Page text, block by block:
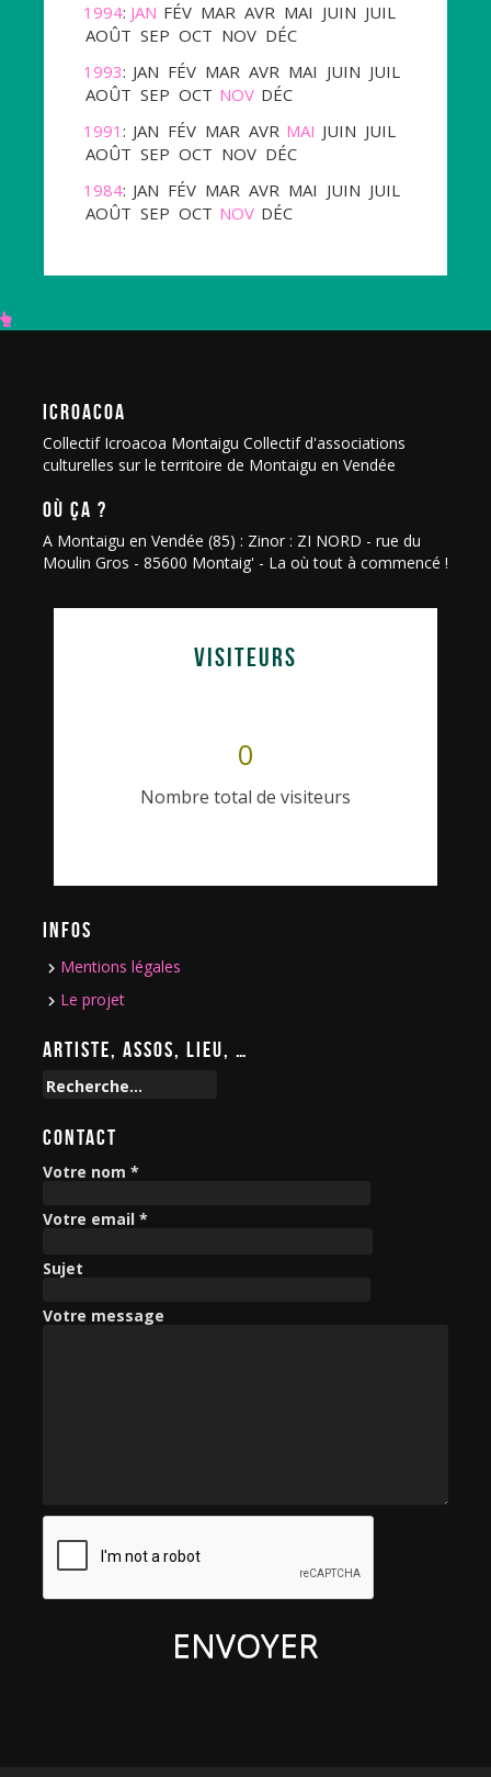
1994: JAN FÉV MAR AVR MAI JUIN JUIL
AOÛT SEP OCT NOV DÉC
1993: JAN FÉV MAR AVR MAI JUIN JUIL
AOÛT SEP OCT NOV DÉC
1991 : JAN FÉV MAR AVR MAI JUIN JUIL
AOÛT SEP OCT NOV DÉC
1984: JAN FÉV MAR AVR MAI JUIN JUIL
AOÛT SEP OCT NOV DÉC
ICROACOA
Collectif Icroacoa Montaigu Collectif d'associations
culturelles sur le territoire de Montaigu en Vendée
OÙ ÇA ?
A Montaigu en Vendée (85) : Zinor : ZI NORD - rue du
Moulin Gros - 85600 Montaig' - La où tout à commencé !
VISITEURS
0
Nombre total de visiteurs
INFOS
Mentions légales
Le projet
ARTISTE, ASSOS, LIEU, …
R
c
h
e
c
r
:
CONTACT
Votre nom *
Votre email *
Sujet
Votre message